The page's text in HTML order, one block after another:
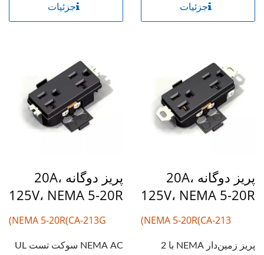
جزئیات جزئیات
پریز دوگانه 20A،
125V، NEMA 5-20R
NEMA 5-20R(CA-213)
پریز زمین‌دار NEMA با 2
پریز دوگانه 20A،
125V، NEMA 5-20R
NEMA 5-20R(CA-213G)
NEMA AC سوکت تست UL